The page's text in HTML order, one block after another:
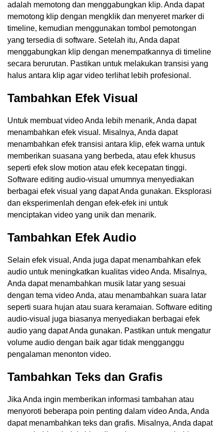
adalah memotong dan menggabungkan klip. Anda dapat
memotong klip dengan mengklik dan menyeret marker di
timeline, kemudian menggunakan tombol pemotongan
yang tersedia di software. Setelah itu, Anda dapat
menggabungkan klip dengan menempatkannya di timeline
secara berurutan. Pastikan untuk melakukan transisi yang
halus antara klip agar video terlihat lebih profesional.
Tambahkan Efek Visual
Untuk membuat video Anda lebih menarik, Anda dapat
menambahkan efek visual. Misalnya, Anda dapat
menambahkan efek transisi antara klip, efek warna untuk
memberikan suasana yang berbeda, atau efek khusus
seperti efek slow motion atau efek kecepatan tinggi.
Software editing audio-visual umumnya menyediakan
berbagai efek visual yang dapat Anda gunakan. Eksplorasi
dan eksperimenlah dengan efek-efek ini untuk
menciptakan video yang unik dan menarik.
Tambahkan Efek Audio
Selain efek visual, Anda juga dapat menambahkan efek
audio untuk meningkatkan kualitas video Anda. Misalnya,
Anda dapat menambahkan musik latar yang sesuai
dengan tema video Anda, atau menambahkan suara latar
seperti suara hujan atau suara keramaian. Software editing
audio-visual juga biasanya menyediakan berbagai efek
audio yang dapat Anda gunakan. Pastikan untuk mengatur
volume audio dengan baik agar tidak mengganggu
pengalaman menonton video.
Tambahkan Teks dan Grafis
Jika Anda ingin memberikan informasi tambahan atau
menyoroti beberapa poin penting dalam video Anda, Anda
dapat menambahkan teks dan grafis. Misalnya, Anda dapat